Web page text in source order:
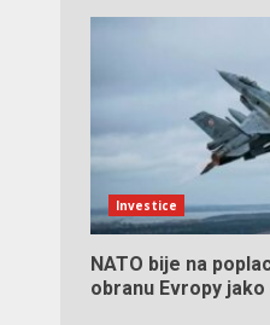
Investice
NATO bije na
obranu Evropy